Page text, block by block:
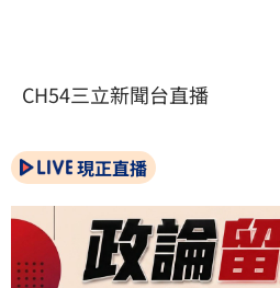
CH54三立新聞台直播
現正直播